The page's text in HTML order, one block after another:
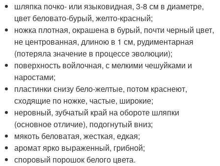
шляпка почко- или языковидная, 3-8 см в диаметре,
цвет беловато-бурый, желто-красный;
ножка плотная, окрашена в бурый, почти черный цвет,
не центрованная, длиною в 1 см, рудиментарная
(потеряла значение в процессе эволюции);
поверхность войлочная, с мелкими чешуйками и
наростами;
пластинки снизу бело-желтые, потом краснеют,
сходящие по ножке, частые, широкие;
неровный, зубчатый край на обороте шляпки
(основное отличие), подогнутый вниз;
мякоть беловатая, жесткая, едкая;
аромат ярко выраженный, грибной;
споровый порошок белого цвета.